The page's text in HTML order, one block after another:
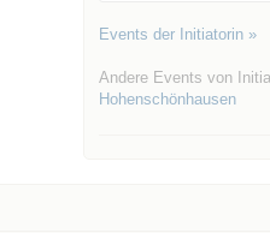
Events der Initiatorin »
Andere Events von
Hohenschönhausen